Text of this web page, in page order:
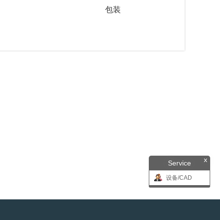
Service x
设备/CAD
包装